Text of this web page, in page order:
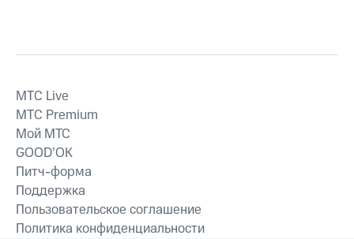
MTС Live
MTС Premium
Мой МТС
GOOD’OK
Питч-форма
Поддержка
Пользовательское соглашение
Политика конфиденциальности